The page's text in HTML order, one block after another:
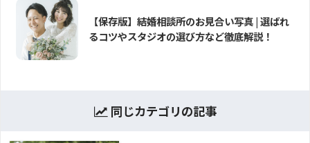
【保存版】結婚相談所のお見合い写真 | 選ばれ
るコツやスタジオの選び方など徹底解説！
同じカテゴリの記事